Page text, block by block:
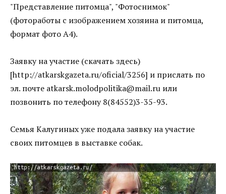
"Представление питомца", "Фотоснимок"
(фотоработы с изображением хозяина и питомца,
формат фото А4).
Заявку на участие (скачать здесь)
[http://atkarskgazeta.ru/oficial/3256] и прислать по
эл. почте atkarsk.molodpolitika@mail.ru или
позвонить по телефону 8(84552)3-35-93.
Семья Калугиных уже подала заявку на участие
своих питомцев в выставке собак.